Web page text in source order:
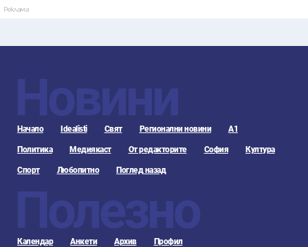
Реклама
Новини
Начало Idealisti Свят Регионални новини А1
Политика Медиякаст От редакторите София Култура
Спорт Любопитно Поглед назад
Полезно
Календар Анкети Архив Профил